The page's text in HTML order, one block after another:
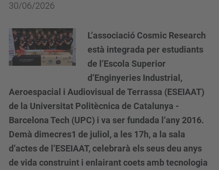
30/06/2026
L’associació Cosmic Research
està integrada per estudiants
de l’Escola Superior
d’Enginyeries Industrial,
Aeroespacial i Audiovisual de Terrassa (ESEIAAT)
de la Universitat Politècnica de Catalunya -
Barcelona Tech (UPC) i va ser fundada l’any 2016.
Demà dimecres1 de juliol, a les 17h, a la sala
d’actes de l’ESEIAAT, celebrarà els seus deu anys
de vida construint i enlairant coets amb tecnologia